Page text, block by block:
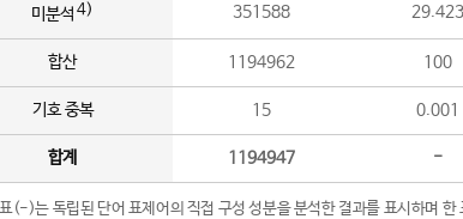
미분석 4) 351588 29.423
합산 1194962 100
기호 중복 15 0.001
합계 1194947 -
(-)는 독립된 단어 표제어의 직접 구성 성분을 분석한 결과를 표시하며 한